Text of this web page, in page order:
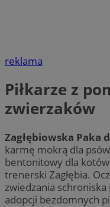
reklama
Piłkarze z
zwierzaków
Zagłębiowska Paka
karmę mokrą dla
bentonitowy dla
trenerski Zagłębia.
zwiedzania
adopcji bezdomnych